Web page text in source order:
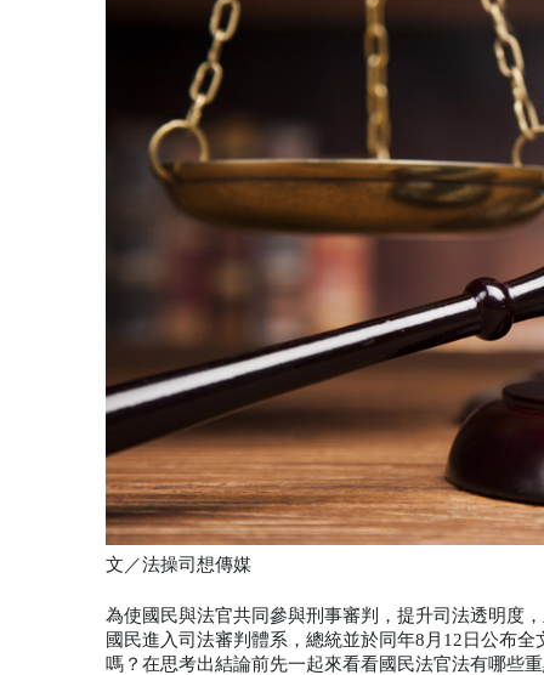
文／法操司想傳媒
為使國民與法官共同參與刑事審判，提升司法透明度
國民進入司法審判體系，總統並於同年8月12日公布
嗎？在思考出結論前先一起來看看國民法官法有哪些